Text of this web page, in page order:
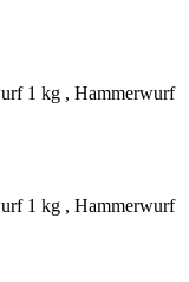
1 kg , Hammerwurf
1 kg , Hammerwurf